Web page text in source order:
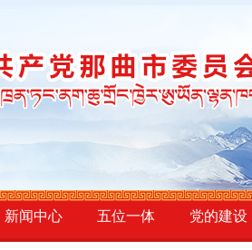
新闻中心 五位一体 党的建设